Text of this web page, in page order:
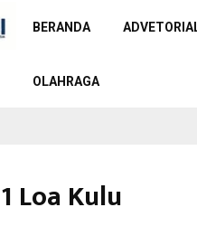
BERANDA
OLAHRAGA
Loa Kulu